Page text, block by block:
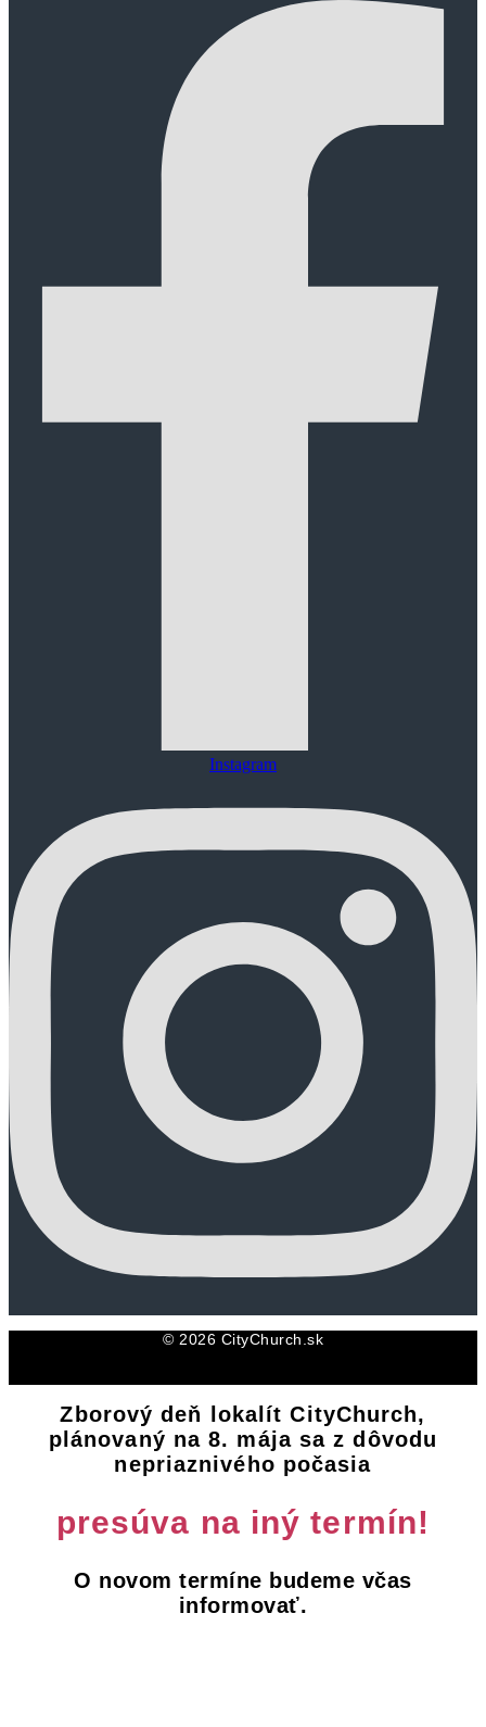
Instagram
© 2026 CityChurch.sk
Zborový deň lokalít CityChurch,
plánovaný na 8. mája sa z dôvodu
nepriaznivého počasia
presúva na iný termín!
O novom termíne budeme včas
informovať.